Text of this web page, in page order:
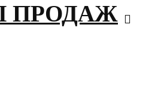
ПРОДАЖ